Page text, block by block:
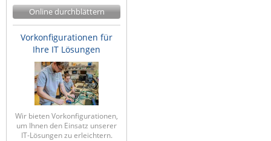
Online durchblättern
Vorkonfigurationen für
Ihre IT Lösungen
Wir bieten Vorkonfigurationen,
um Ihnen den Einsatz unserer
IT-Lösungen zu erleichtern.